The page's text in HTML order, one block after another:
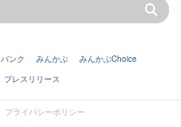
バンク みんかぶ
みんかぶChoice
プレスリリース
プライバシーポリシー